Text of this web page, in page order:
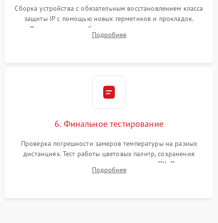
Сборка устройства с обязательным восстановлением класса
защиты IP с помощью новых герметиков и прокладок.
Программная калибровка матрицы по эталонному
абсолютно черному телу для точного измерения температур.
Подробнее
6. Финальное тестирование
Проверка погрешности замеров температуры на разных
дистанциях. Тест работы цветовых палитр, сохранения
термограмм в память и передачи данных на ПК. Проверка
автономности работы и итоговый контроль качества.
Подробнее